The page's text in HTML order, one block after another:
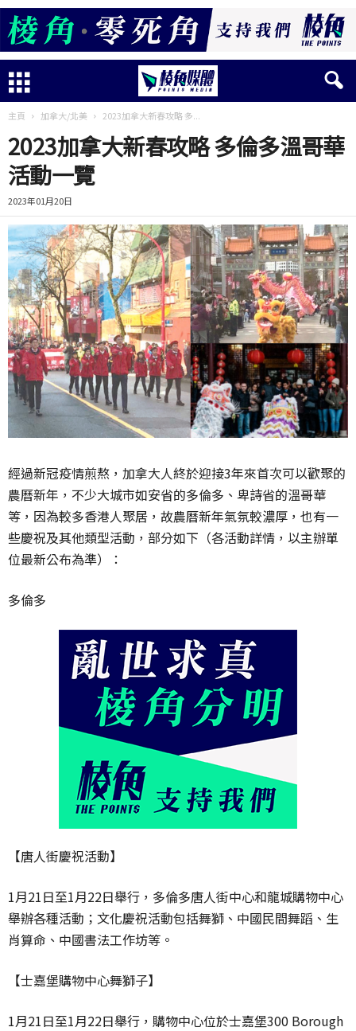
主頁 加拿大/北美 2023加拿大新春攻略 多...
2023加拿大新春攻略 多倫多溫哥華
活動一覽
2023年01月20日
經過新冠疫情煎熬，加拿大人終於迎接3年來首次可以歡聚的
農曆新年，不少大城市如安省的多倫多、卑詩省的溫哥華
等，因為較多香港人聚居，故農曆新年氣氛較濃厚，也有一
些慶祝及其他類型活動，部分如下（各活動詳情，以主辦單
位最新公布為準）：
多倫多
【唐人街慶祝活動】
1月21日至1月22日舉行，多倫多唐人街中心和龍城購物中心
舉辦各種活動；文化慶祝活動包括舞獅、中國民間舞蹈、生
肖算命、中國書法工作坊等。
【士嘉堡購物中心舞獅子】
1月21日至1月22日舉行，購物中心位於士嘉堡300 Borough